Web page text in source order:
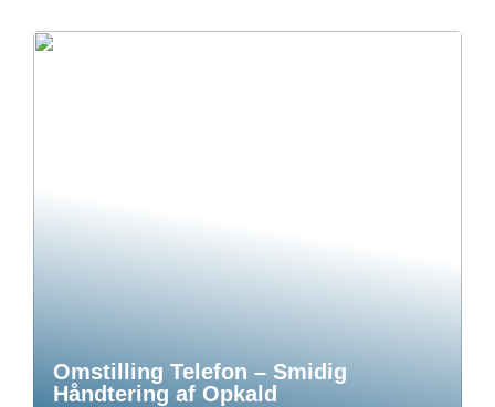
Omstilling Telefon – Smidig
Håndtering af Opkald